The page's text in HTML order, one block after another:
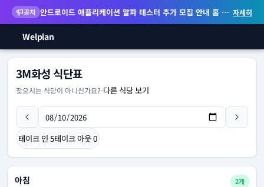
공지 안드로이드 애플리케이션 알파 테스터 추가 모집 안내 홈 화면 위젯 등 지원 자세히
Welplan
3M화성 식단표
찾으시는 식당이 아니신가요?-다른 식당 보기
테이크 인 5테이크 아웃0
아침 2개